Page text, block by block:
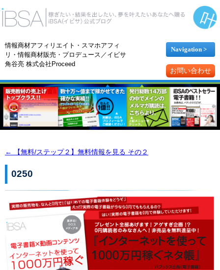
情報商材アフィリエイト・スマホアフィ
リ・情報商材販売・プロデュース／イビサ
角谷亮 株式会社Proceed
Navigation >
お問い合わせ
← 【無料/ステップ２】無料情報を見る その２
0250